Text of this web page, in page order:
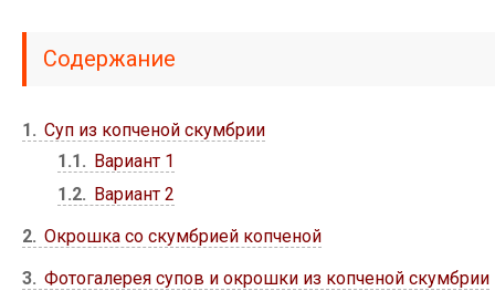
Содержание
1
Суп из копченой скумбрии
1.1
Вариант 1
1.2
Вариант 2
2
Окрошка со скумбрией копченой
3
Фотогалерея супов и окрошки из копченой скумбрии